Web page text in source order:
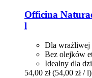
Officina
l
Dla wrażliwej
Bez olejków
Idealny dla
54,00 zł (54,00 zł / l)